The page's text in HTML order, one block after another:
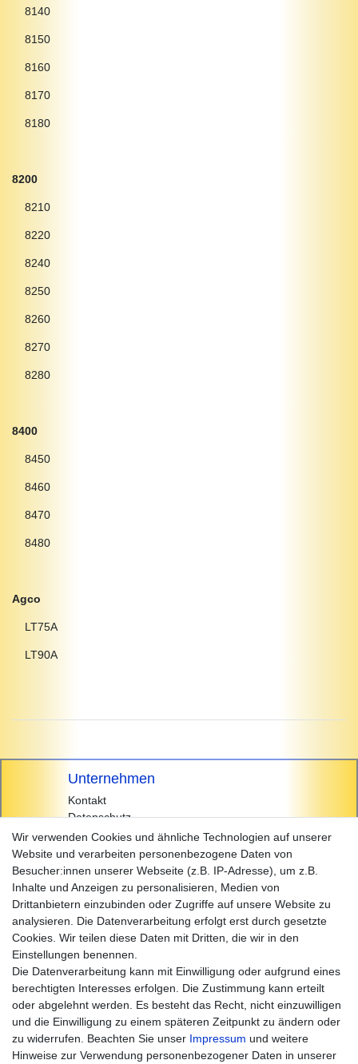
8140
8150
8160
8170
8180
8200
8210
8220
8240
8250
8260
8270
8280
8400
8450
8460
8470
8480
Agco
LT75A
LT90A
Unternehmen
Kontakt
Datenschutz
AGB
Impressum
Einkaufen
Zahlungsarten
Versandarten & -kosten
Widerrufsrecht
Warenkorb
Zur Kasse
Hilfe
Wir verwenden Cookies und ähnliche Technologien auf unserer
Website und verarbeiten personenbezogene Daten von
Besucher:innen unserer Webseite (z.B. IP-Adresse), um z.B.
Inhalte und Anzeigen zu personalisieren, Medien von
Drittanbietern einzubinden oder Zugriffe auf unsere Website zu
analysieren. Die Datenverarbeitung erfolgt erst durch gesetzte
Cookies. Wir teilen diese Daten mit Dritten, die wir in den
Einstellungen benennen.
Die Datenverarbeitung kann mit Einwilligung oder aufgrund eines
berechtigten Interesses erfolgen. Die Zustimmung kann erteilt
oder abgelehnt werden. Es besteht das Recht, nicht einzuwilligen
und die Einwilligung zu einem späteren Zeitpunkt zu ändern oder
zu widerrufen. Beachten Sie unser Impressum und weitere
Hinweise zur Verwendung personenbezogener Daten in unserer